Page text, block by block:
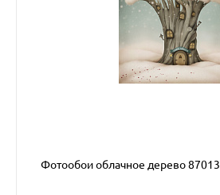
Фотообои облачное дерево 87013